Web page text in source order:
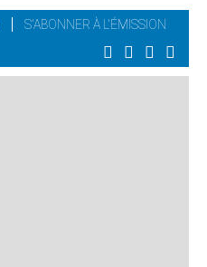
S'ABONNER À L'ÉMISSION